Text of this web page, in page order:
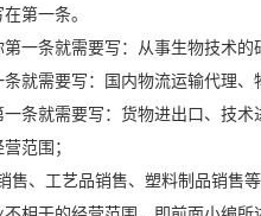
第一条。
一条就需要写：从事生物技术的
就需要写：国内物流运输代理、
条就需要写：货物进出口、技术
范围；
、工艺品销售、塑料制品销售等